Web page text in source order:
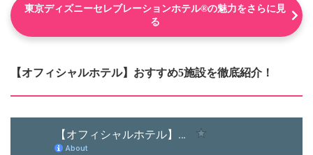
東京ディズニーセレブレーションホテル®の魅力をさらに見
る
【オフィシャルホテル】おすすめ5施設を徹底紹介！